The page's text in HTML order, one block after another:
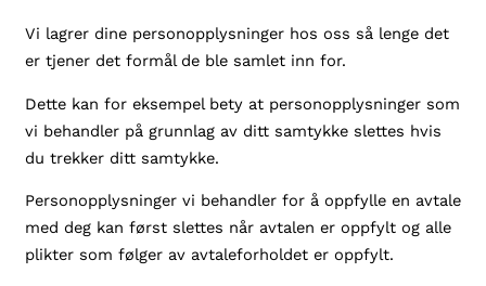
Vi lagrer dine personopplysninger hos oss så lenge det
er tjener det formål de ble samlet inn for.
Dette kan for eksempel bety at personopplysninger som
vi behandler på grunnlag av ditt samtykke slettes hvis
du trekker ditt samtykke.
Personopplysninger vi behandler for å oppfylle en avtale
med deg kan først slettes når avtalen er oppfylt og alle
plikter som følger av avtaleforholdet er oppfylt.